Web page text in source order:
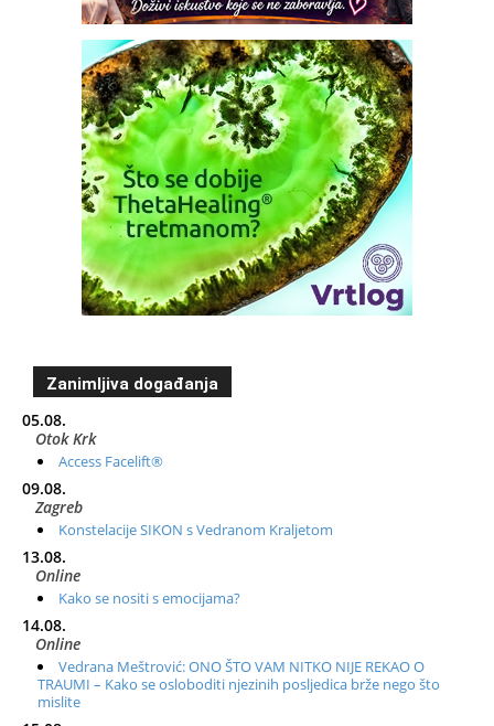
Zanimljiva događanja
05.08.
Otok Krk
Access Facelift®
09.08.
Zagreb
Konstelacije SIKON s Vedranom Kraljetom
13.08.
Online
Kako se nositi s emocijama?
14.08.
Online
Vedrana Meštrović: ONO ŠTO VAM NITKO NIJE REKAO O
TRAUMI – Kako se osloboditi njezinih posljedica brže nego što
mislite